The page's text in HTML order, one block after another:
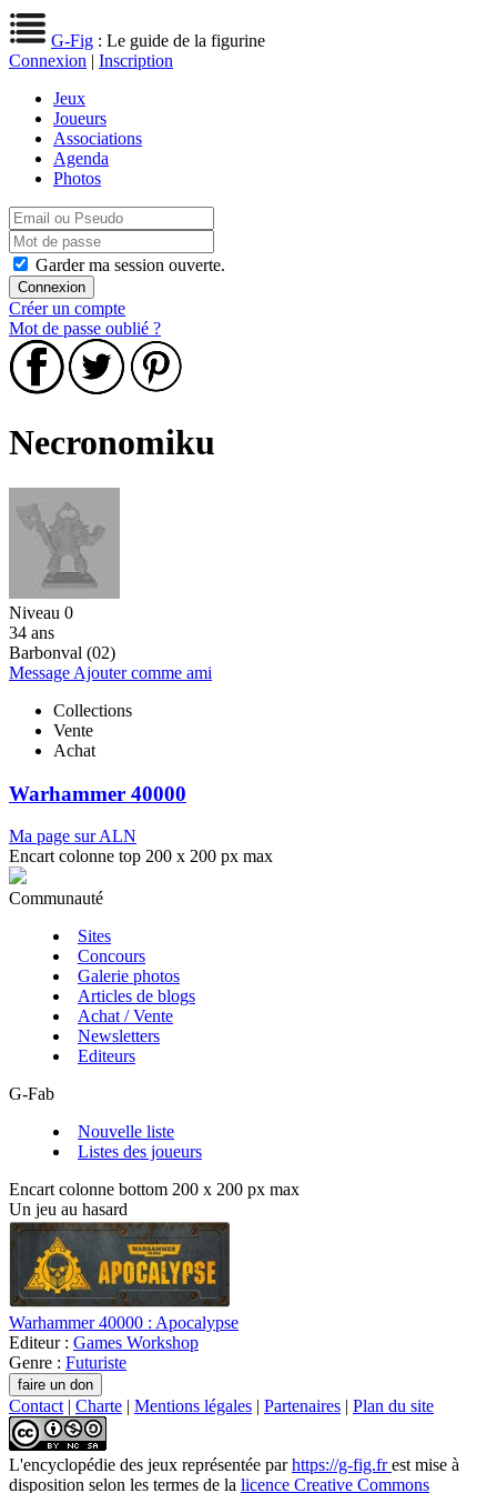
G-Fig : Le guide de la figurine
Connexion | Inscription
Jeux
Joueurs
Associations
Agenda
Photos
Garder ma session ouverte.
Créer un compte
Mot de passe oublié ?
Necronomiku
Niveau 0
34 ans
Barbonval (02)
Message Ajouter comme ami
Collections
Vente
Achat
Warhammer 40000
Ma page sur ALN
Encart colonne top 200 x 200 px max
Communauté
Sites
Concours
Galerie photos
Articles de blogs
Achat / Vente
Newsletters
Editeurs
G-Fab
Nouvelle liste
Listes des joueurs
Encart colonne bottom 200 x 200 px max
Un jeu au hasard
Warhammer 40000 : Apocalypse
Editeur : Games Workshop
Genre : Futuriste
Contact | Charte | Mentions légales | Partenaires | Plan du site
L'encyclopédie des jeux représentée parhttps://g-fig.frest mise à
disposition selon les termes de la licence Creative Commons